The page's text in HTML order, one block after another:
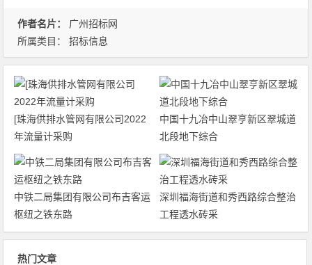
作者名片： 广州招标网
所属类目：招标信息
[珠海供排水管网有限公司2022
年流量计采购
中国十九冶中山翠亨新区翠城道
北段地下综合
中铁二局集团有限公司布吉客运
枢纽之铁东路
深圳福海街道和秀西路综合整治
工程透水砖采
热门文章